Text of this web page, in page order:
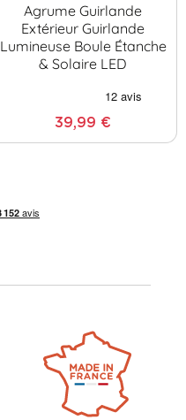
Agrume Guirlande
Extérieur Guirlande
Lumineuse Boule Étanche
& Solaire LED
39,99 €